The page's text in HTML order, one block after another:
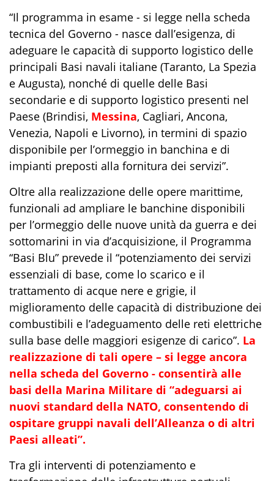
“Il programma in esame - si legge nella scheda
tecnica del Governo - nasce dall’esigenza, di
adeguare le capacità di supporto logistico delle
principali Basi navali italiane (Taranto, La Spezia
e Augusta), nonché di quelle delle Basi
secondarie e di supporto logistico presenti nel
Paese (Brindisi, Messina, Cagliari, Ancona,
Venezia, Napoli e Livorno), in termini di spazio
disponibile per l’ormeggio in banchina e di
impianti preposti alla fornitura dei servizi”.
Oltre alla realizzazione delle opere marittime,
funzionali ad ampliare le banchine disponibili
per l’ormeggio delle nuove unità da guerra e dei
sottomarini in via d’acquisizione, il Programma
“Basi Blu” prevede il “potenziamento dei servizi
essenziali di base, come lo scarico e il
trattamento di acque nere e grigie, il
miglioramento delle capacità di distribuzione dei
combustibili e l’adeguamento delle reti elettriche
sulla base delle maggiori esigenze di carico”. La
realizzazione di tali opere – si legge ancora
nella scheda del Governo - consentirà alle
basi della Marina Militare di “adeguarsi ai
nuovi standard della NATO, consentendo di
ospitare gruppi navali dell’Alleanza o di altri
Paesi alleati”.
Tra gli interventi di potenziamento e